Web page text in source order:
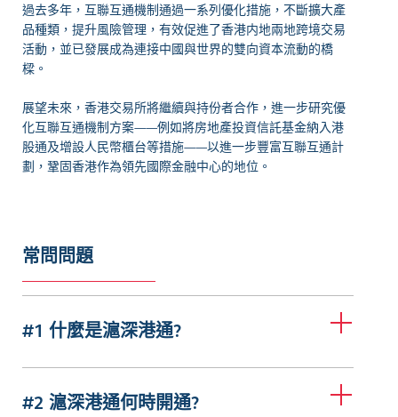
過去多年，互聯互通機制通過一系列優化措施，不斷擴大產
品種類，提升風險管理，有效促進了香港内地兩地跨境交易
活動，並已發展成為連接中國與世界的雙向資本流動的橋
樑。
展望未來，香港交易所將繼續與持份者合作，進一步研究優
化互聯互通機制方案——例如將房地產投資信託基金納入港
股通及增設人民幣櫃台等措施——以進一步豐富互聯互通計
劃，鞏固香港作為領先國際金融中心的地位。
常問問題
#1 什麼是滬深港通?
#2 滬深港通何時開通?